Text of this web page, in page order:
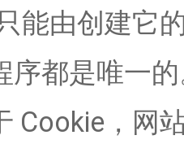
能由创建它
序都是唯一
Cookie，网